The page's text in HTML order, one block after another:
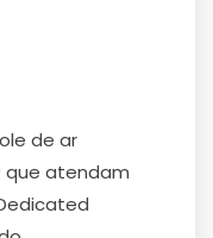
de ar
que atendam